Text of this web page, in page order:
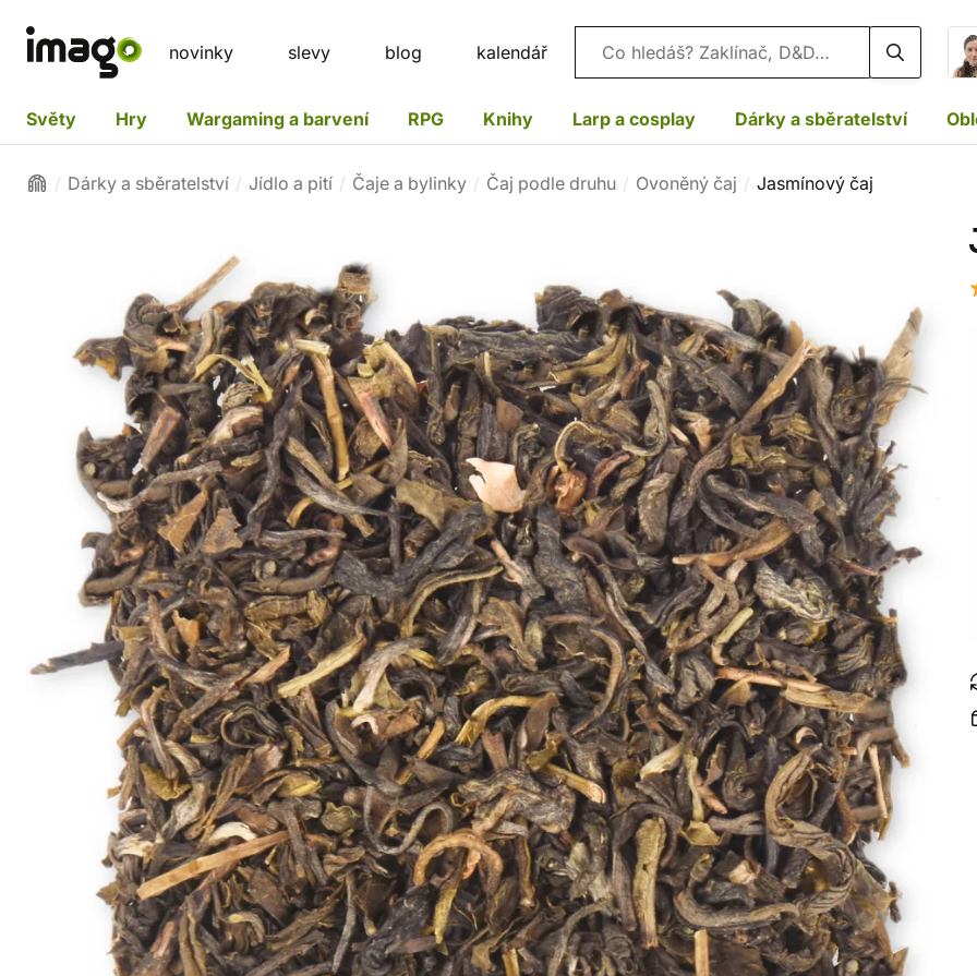
novinky slevy blog kalendář Vyhledávání
Světy Hry Wargaming a barvení RPG Knihy Larp a cosplay Dárky a sběratelství
Dárky a sběratelství Jídlo a pití Čaje a bylinky Čaj podle druhu Ovoněný čaj Jasmínový čaj